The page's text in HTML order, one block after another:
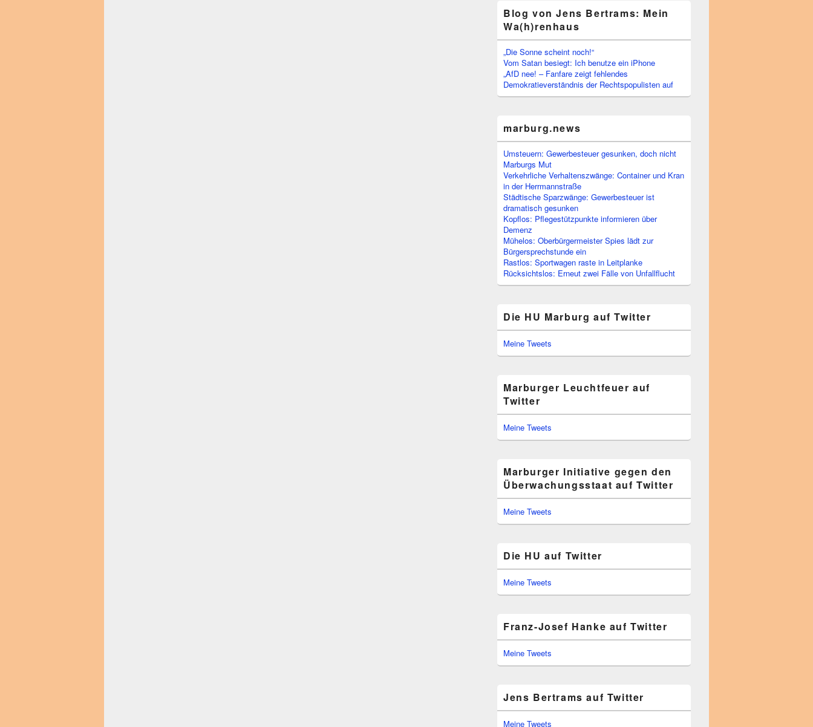
Blog von Jens Bertrams: Mein
Wa(h)renhaus
„Die Sonne scheint noch!“
Vom Satan besiegt: Ich benutze ein iPhone
„AfD nee! – Fanfare zeigt fehlendes
Demokratieverständnis der Rechtspopulisten auf
marburg.news
Umsteuern: Gewerbesteuer gesunken, doch nicht
Marburgs Mut
Verkehrliche Verhaltenszwänge: Container und Kran
in der Herrmannstraße
Städtische Sparzwänge: Gewerbesteuer ist
dramatisch gesunken
Kopflos: Pflegestützpunkte informieren über
Demenz
Mühelos: Oberbürgermeister Spies lädt zur
Bürgersprechstunde ein
Rastlos: Sportwagen raste in Leitplanke
Rücksichtslos: Erneut zwei Fälle von Unfallflucht
Die HU Marburg auf Twitter
Meine Tweets
Marburger Leuchtfeuer auf
Twitter
Meine Tweets
Marburger Initiative gegen den
Überwachungsstaat auf Twitter
Meine Tweets
Die HU auf Twitter
Meine Tweets
Franz-Josef Hanke auf Twitter
Meine Tweets
Jens Bertrams auf Twitter
Meine Tweets